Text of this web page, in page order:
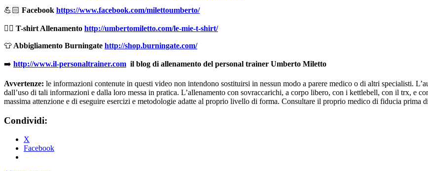
💪🏻 Facebook https://www.facebook.com/milettoumberto/
🏋🏻 T-shirt Allenamento http://umbertomiletto.com/le-mie-t-shirt/
👕 Abbigliamento Burningate http://shop.burningate.com/
➡️ http://www.il-personaltrainer.com il blog di allenamento del personal trainer Umberto Miletto
Avvertenze: le informazioni contenute in questi video non intendono sostituirsi in nessun modo a parere medico o di altri specialisti.
dall’uso di tali informazioni e dalla loro messa in pratica. L’allenamento con sovraccarichi, a corpo libero, con i kettlebell, con il trx, e
massima attenzione e di eseguire esercizi e metodologie adatte al proprio livello di forma. Consultare il proprio medico di fiducia prima
Condividi:
X
Facebook